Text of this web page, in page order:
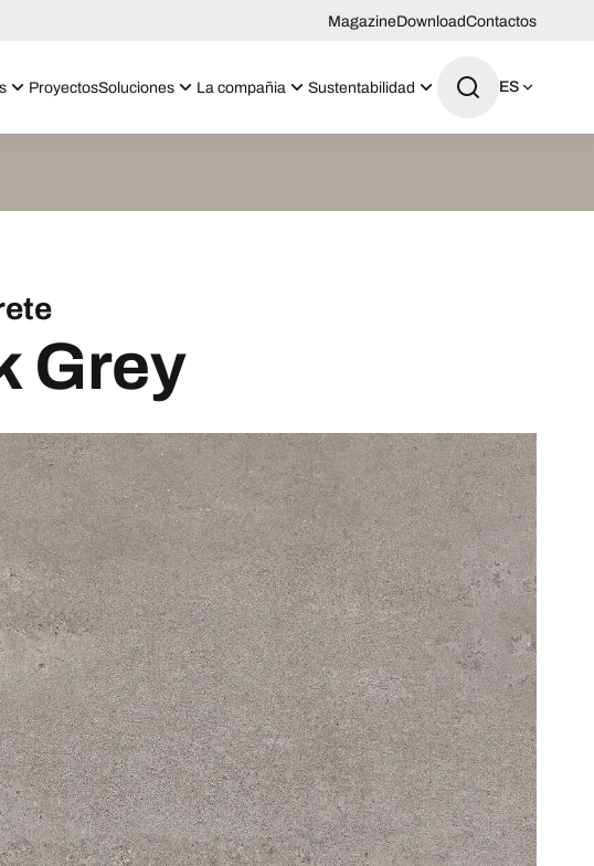
MagazineDownloadContactos
ProyectosSoluciones La compañia Sustentabilidad ES
Grey